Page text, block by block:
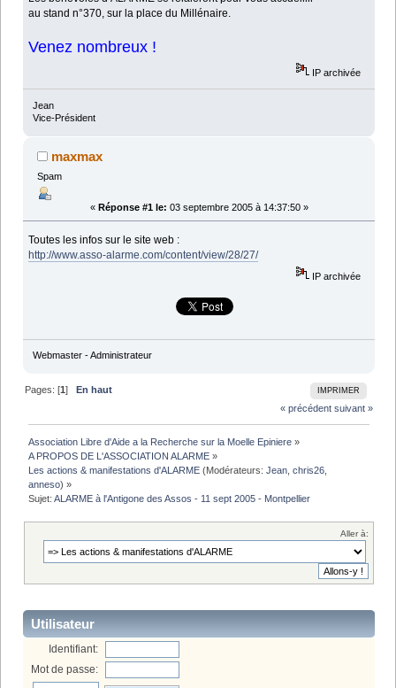
au stand n°370, sur la place du Millénaire.
Venez nombreux !
IP archivée
Jean
Vice-Président
maxmax
Spam
« Réponse #1 le: 03 septembre 2005 à 14:37:50 »
Toutes les infos sur le site web :
http://www.asso-alarme.com/content/view/28/27/
IP archivée
Webmaster - Administrateur
IMPRIMER
Pages: [1]
En haut
« précédent suivant »
Association Libre d'Aide a la Recherche sur la Moelle Epiniere »
A PROPOS DE L'ASSOCIATION ALARME »
Les actions & manifestations d'ALARME (Modérateurs:Jean ,chris26
anneso) »
Sujet:ALARME à l'Antigone des Assos - 11 sept 2005 - Montpellier
Aller à:
Utilisateur
Identifiant:
Mot de passe: